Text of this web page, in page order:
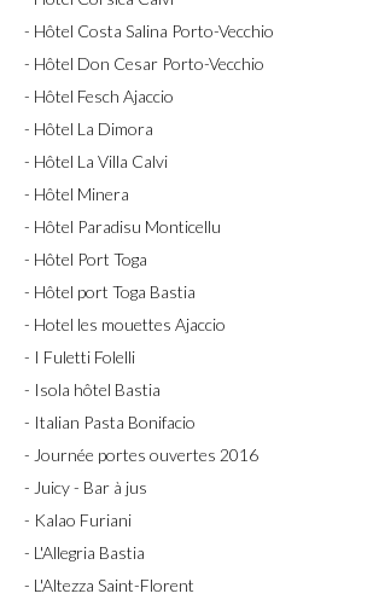
- Hôtel Costa Salina Porto-Vecchio
- Hôtel Don Cesar Porto-Vecchio
- Hôtel Fesch Ajaccio
- Hôtel La Dimora
- Hôtel La Villa Calvi
- Hôtel Minera
- Hôtel Paradisu Monticellu
- Hôtel Port Toga
- Hôtel port Toga Bastia
- Hotel les mouettes Ajaccio
- I Fuletti Folelli
- Isola hôtel Bastia
- Italian Pasta Bonifacio
- Journée portes ouvertes 2016
- Juicy - Bar à jus
- Kalao Furiani
- L'Allegria Bastia
- L'Altezza Saint-Florent